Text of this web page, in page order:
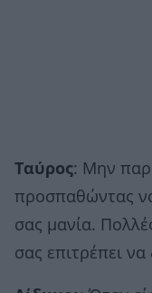
Ταύρος: Μην
προσπαθώντας
σας μανία.
σας επιτρέπει